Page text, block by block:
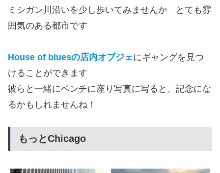
ミシガン川沿いを少し歩いてみませんか とても雰
囲気のある都市です
House of bluesの店内オブジェにギャングを見つ
けることができます
彼らと一緒にベンチに座り写真に写ると、記念にな
るかもしれませんね！
もっとChicago